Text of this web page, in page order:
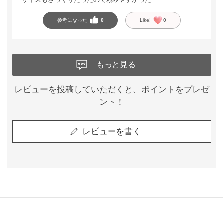
参考になった 0 Like! 0
もっと見る
レビューを投稿していただくと、ポイントをプレゼ
ント！
レビューを書く